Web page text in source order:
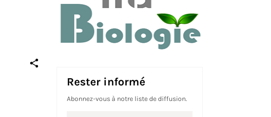
Rester informé
Abonnez-vous à notre liste de diffusion.